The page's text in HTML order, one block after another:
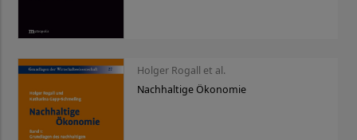
Holger Rogall et al.
Nachhaltige Ökonomie